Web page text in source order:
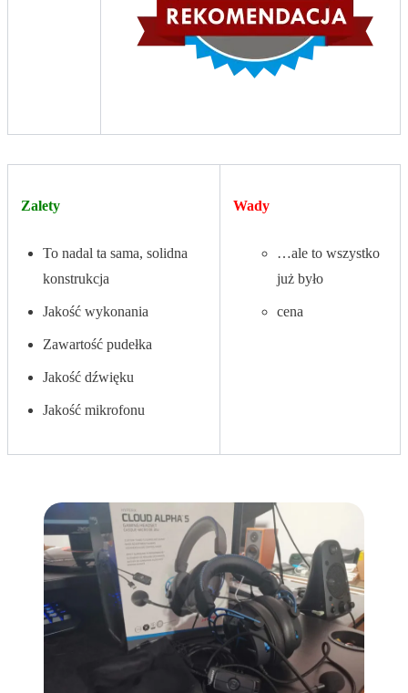
Zalety
To nadal ta sama, solidna
konstrukcja
Jakość wykonania
Zawartość pudełka
Jakość dźwięku
Jakość mikrofonu
Wady
…ale to wszystko
już było
cena